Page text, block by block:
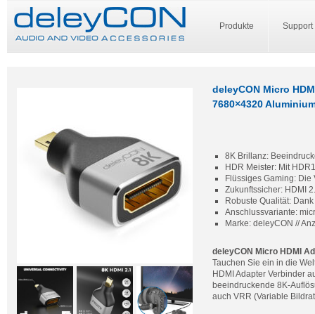
Produkte Support
deleyCON Micro
7680×4320
8K Brillanz:
HDR Meister: Mit
Flüssiges Gaming:
Zukunftssicher: HDMI
Robuste Qualität:
Anschlussvariante:
Marke: deleyCON //
deleyCON Micro HDMI
Tauchen Sie ein in die
HDMI Adapter Verbinder
beeindruckende 8K-
auch VRR (Variable